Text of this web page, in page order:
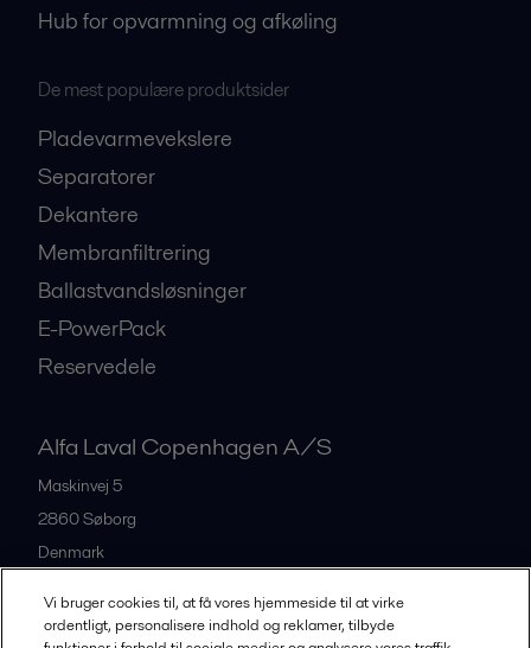
Hub for opvarmning og afkøling
De mest populære produktsider
Pladevarmevekslere
Separatorer
Dekantere
Membranfiltrering
Ballastvandsløsninger
E-PowerPack
Reservedele
Alfa Laval Copenhagen A/S
Maskinvej 5
2860Søborg
Denmark
Vi bruger cookies til, at få vores hjemmeside til at virke
ordentligt, personalisere indhold og reklamer, tilbyde